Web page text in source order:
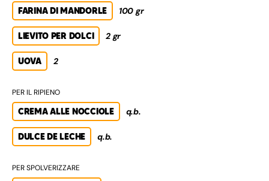
FARINA DI MANDORLE 100 gr
LIEVITO PER DOLCI 2 gr
UOVA 2
PER IL RIPIENO
CREMA ALLE NOCCIOLE q.b.
DULCE DE LECHE q.b.
PER SPOLVERIZZARE